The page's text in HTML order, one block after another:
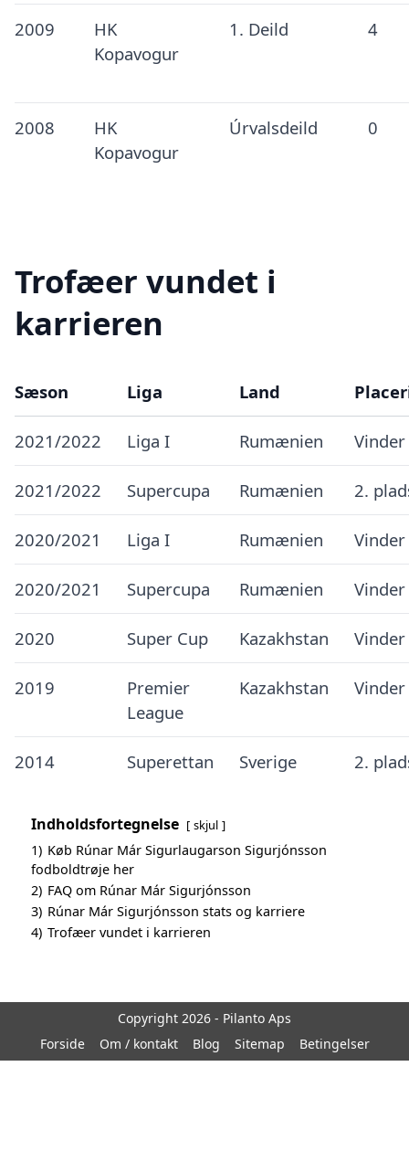
2009
HK
Kopavogur
1. Deild 4
2008
HK
Kopavogur
Úrvalsdeild 0
Trofæer vundet i
karrieren
Sæson Liga Land
2021/2022 Liga I Rumænien Vinder
2021/2022 Supercupa Rumænien 2.
2020/2021 Liga I Rumænien Vinder
2020/2021 Supercupa Rumænien Vinder
2020 Super Cup Kazakhstan Vinder
2019
Premier
League
Kazakhstan Vinder
2014 Superettan Sverige 2.
Indholdsfortegnelse skjul
1) Køb Rúnar Már Sigurlaugarson Sigurjónsson
fodboldtrøje her
2) FAQ om Rúnar Már Sigurjónsson
3) Rúnar Már Sigurjónsson stats og karriere
4) Trofæer vundet i karrieren
Copyright 2026 - Pilanto Aps
Forside
Om / kontakt Blog Sitemap Betingelser